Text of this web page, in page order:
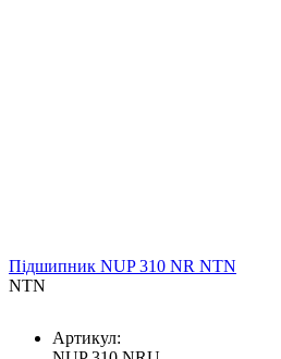
Підшипник NUP 310 NR NTN
NTN
Артикул: